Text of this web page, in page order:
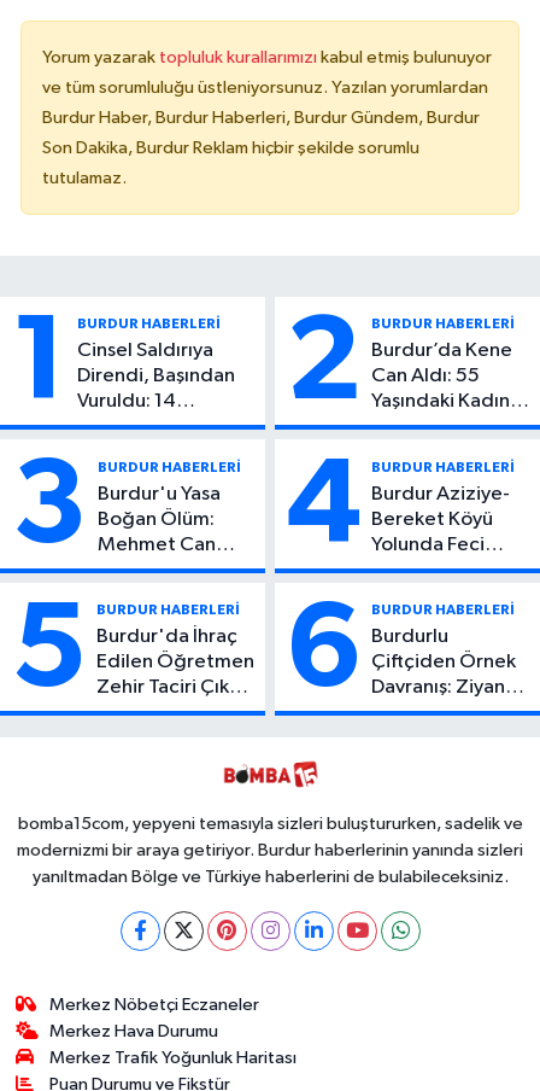
Yorum yazarak topluluk kurallarımızı kabul etmiş bulunuyor
ve tüm sorumluluğu üstleniyorsunuz. Yazılan yorumlardan
Burdur Haber, Burdur Haberleri, Burdur Gündem, Burdur
Son Dakika, Burdur Reklam hiçbir şekilde sorumlu
tutulamaz.
1 BURDUR HABERLERİ
Cinsel Saldırıya
Direndi, Başından
Vuruldu: 14
Yaşındaki Çocuktan
2 BURDUR HABERLERİ
Burdur’da Kene
Can Aldı: 55
Yaşındaki Kadın
Hayatını Kaybetti
3 BURDUR HABERLERİ
Burdur'u Yasa
Boğan Ölüm:
Mehmet Can
Atıcı Genç Yaşta
4 BURDUR HABERLERİ
Burdur Aziziye-
Bereket Köyü
Yolunda Feci
Kaza: 1 Ölü, 2
5 BURDUR HABERLERİ
Burdur'da İhraç
Edilen Öğretmen
Zehir Taciri Çıktı:
Binlerce
6 BURDUR HABERLERİ
Burdurlu
Çiftçiden Örnek
Davranış: Ziyan
Olmasın Diye
Toplayabilecek
bomba15com, yepyeni temasıyla sizleri buluştururken, sadelik ve
modernizmi bir araya getiriyor. Burdur haberlerinin yanında sizleri
yanıltmadan Bölge ve Türkiye haberlerini de bulabileceksiniz.
Merkez Nöbetçi Eczaneler
Merkez Hava Durumu
Merkez Trafik Yoğunluk Haritası
Puan Durumu ve Fikstür